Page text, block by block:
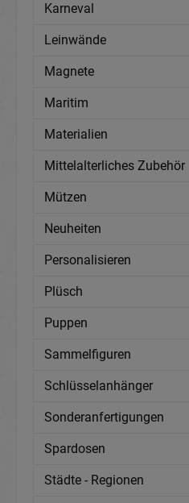
Karneval
Leinwände
Magnete
Maritim
Materialien
Mittelalterliches Zubehör
Mützen
Neuheiten
Personalisieren
Plüsch
Puppen
Sammelfiguren
Schlüsselanhänger
Sonderanfertigungen
Spardosen
Städte - Regionen